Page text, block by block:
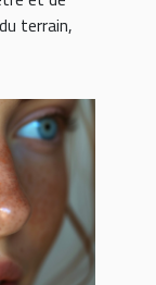
terrain,